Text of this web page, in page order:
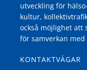
utveckling för
kultur,
också möjlighet att
för samverkan
KONTAKTVÄGAR